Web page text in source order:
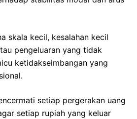
skala kecil, kesalahan kecil
pengeluaran yang tidak
ketidakseimbangan yang
setiap pergerakan uang
setiap rupiah yang keluar